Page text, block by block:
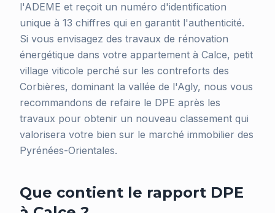
l'ADEME et reçoit un numéro d'identification
unique à 13 chiffres qui en garantit l'authenticité.
Si vous envisagez des travaux de rénovation
énergétique dans votre appartement à Calce, petit
village viticole perché sur les contreforts des
Corbières, dominant la vallée de l'Agly, nous vous
recommandons de refaire le DPE après les
travaux pour obtenir un nouveau classement qui
valorisera votre bien sur le marché immobilier des
Pyrénées-Orientales.
Que contient le rapport DPE